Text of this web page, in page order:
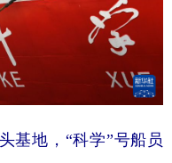
基地，“科学”号船员